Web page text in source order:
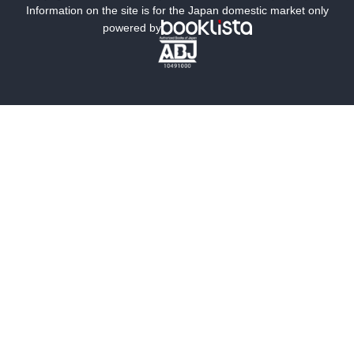
ミステリー SF
文学
Information on the site is for the Japan domestic market only
powered by